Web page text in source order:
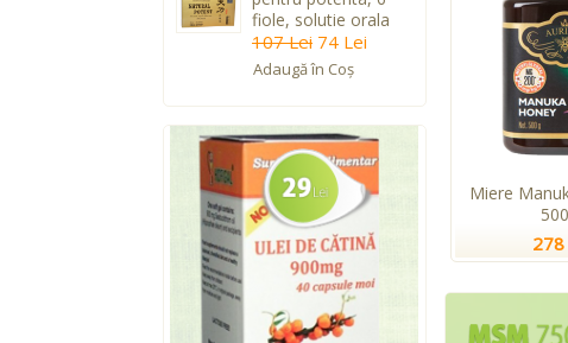
fiole, solutie orala
107 Lei 74 Lei
Adaugă în Coş
Miere
278